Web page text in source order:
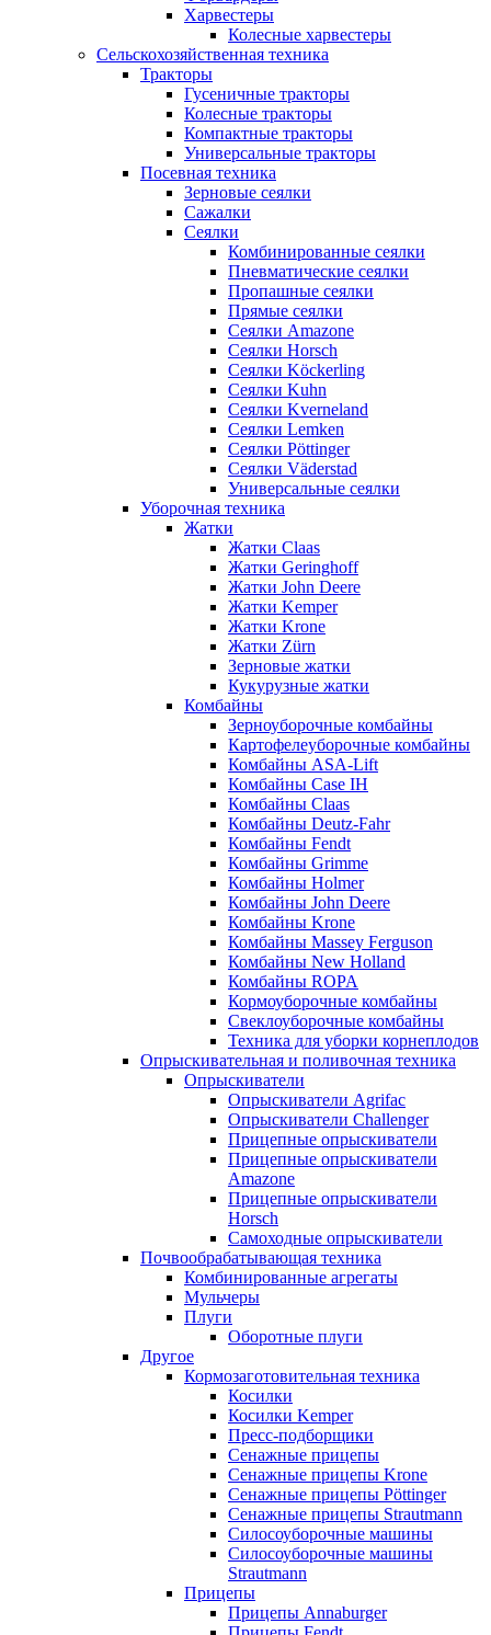
Харвестеры
Колесные харвестеры
Сельскохозяйственная техника
Тракторы
Гусеничные тракторы
Колесные тракторы
Компактные тракторы
Универсальные тракторы
Посевная техника
Зерновые сеялки
Сажалки
Сеялки
Комбинированные сеялки
Пневматические сеялки
Пропашные сеялки
Прямые сеялки
Сеялки Amazone
Сеялки Horsch
Сеялки Köckerling
Сеялки Kuhn
Сеялки Kverneland
Сеялки Lemken
Сеялки Pöttinger
Сеялки Väderstad
Универсальные сеялки
Уборочная техника
Жатки
Жатки Claas
Жатки Geringhoff
Жатки John Deere
Жатки Kemper
Жатки Krone
Жатки Zürn
Зерновые жатки
Кукурузные жатки
Комбайны
Зерноуборочные комбайны
Картофелеуборочные комбайны
Комбайны ASA-Lift
Комбайны Case IH
Комбайны Claas
Комбайны Deutz-Fahr
Комбайны Fendt
Комбайны Grimme
Комбайны Holmer
Комбайны John Deere
Комбайны Krone
Комбайны Massey Ferguson
Комбайны New Holland
Комбайны ROPA
Кормоуборочные комбайны
Свеклоуборочные комбайны
Техника для уборки корнеплодов
Опрыскивательная и поливочная техника
Опрыскиватели
Опрыскиватели Agrifac
Опрыскиватели Challenger
Прицепные опрыскиватели
Прицепные опрыскиватели
Amazone
Прицепные опрыскиватели
Horsch
Самоходные опрыскиватели
Почвообрабатывающая техника
Комбинированные агрегаты
Мульчеры
Плуги
Оборотные плуги
Другое
Кормозаготовительная техника
Косилки
Косилки Kemper
Пресс-подборщики
Сенажные прицепы
Сенажные прицепы Krone
Сенажные прицепы Pöttinger
Сенажные прицепы Strautmann
Силосоуборочные машины
Силосоуборочные машины
Strautmann
Прицепы
Прицепы Annaburger